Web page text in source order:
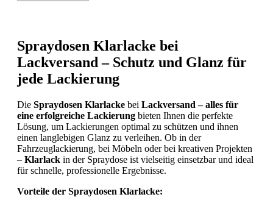
Spraydosen Klarlacke bei
Lackversand – Schutz und Glanz für
jede Lackierung
Die Spraydosen Klarlacke bei Lackversand – alles für
eine erfolgreiche Lackierung bieten Ihnen die perfekte
Lösung, um Lackierungen optimal zu schützen und ihnen
einen langlebigen Glanz zu verleihen. Ob in der
Fahrzeuglackierung, bei Möbeln oder bei kreativen Projekten
– Klarlack in der Spraydose ist vielseitig einsetzbar und ideal
für schnelle, professionelle Ergebnisse.
Vorteile der Spraydosen Klarlacke: